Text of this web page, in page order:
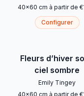
40x60 cm à partir de €
Configurer
Fleurs d’hiver
ciel sombre
Emily Tingey
40x60 cm à partir de €